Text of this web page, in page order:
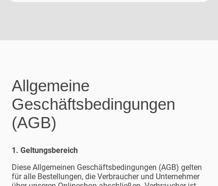
Allgemeine
Geschäftsbedingungen
(AGB)
1. Geltungsbereich
Diese Allgemeinen Geschäftsbedingungen (AGB) gelten
für alle Bestellungen, die Verbraucher und Unternehmer